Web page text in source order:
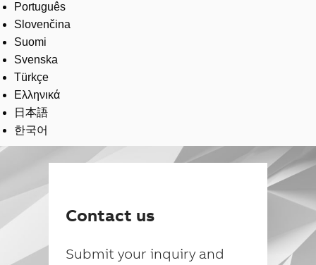
Português
Slovenčina
Suomi
Svenska
Türkçe
Ελληνικά
日本語
한국어
Contact us
Submit your inquiry and